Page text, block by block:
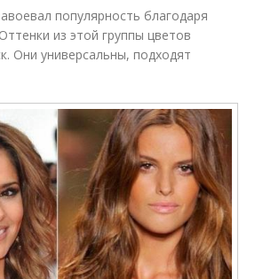
популярность благодаря
из этой группы цветов
Они универсальны, подходят